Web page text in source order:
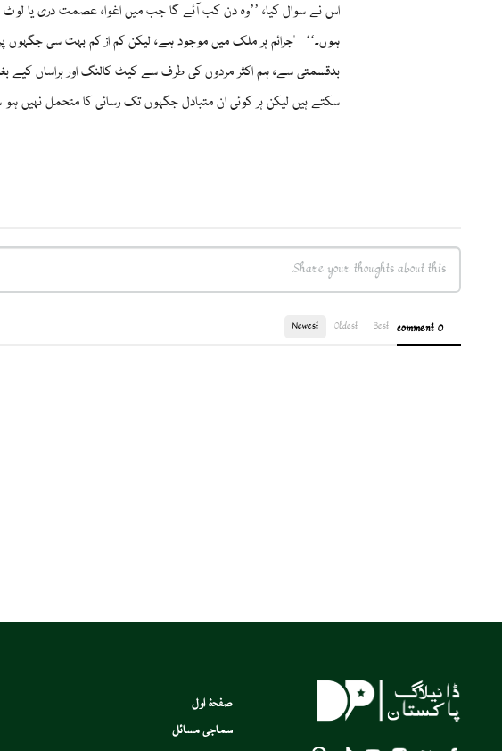
اس نے سوال کیا، ’’وہ دن کب آئے گا جب میں اغوا، عصمت دری یا لوٹ
ہوں۔‘‘ "جرائم ہر ملک میں موجود ہے، لیکن کم از کم بہت سی
بدقسمتی سے، ہم اکثر مردوں کی طرف سے کیٹ کالنگ اور ہراساں کیے
سکتے ہیں لیکن ہر کوئی ان متبادل جگہوں تک رسائی کا متحمل نہیں ہو
0 comment
Best
Oldest
Newest
صفحۂ اول
سماجی مسائل